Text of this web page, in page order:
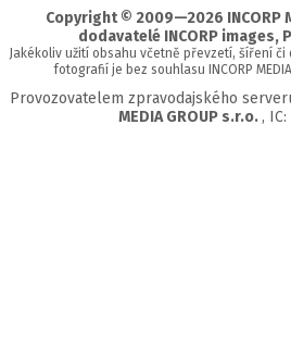
Copyright © 2009—2026 INCORP
dodavatelé INCORP images,
Jakékoliv užití obsahu včetně převzetí, šíření
fotografií je bez souhlasu INCORP
Provozovatelem zpravodajského
MEDIA GROUP s.r.o. , IC: